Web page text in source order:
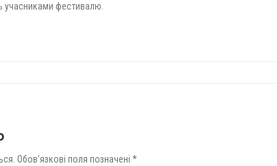
учасниками фестивалю.
Обов’язкові поля позначені *